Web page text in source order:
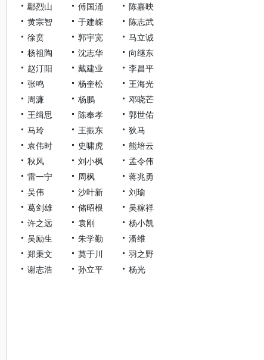
鄢烈山
傅国涌
陈嘉映
黄宗智
于建嵘
陈志武
徐贲
郭宇宽
马立诚
杨祖陶
沈志华
向继东
赵汀阳
戴建业
李昌平
张鸣
杨奎松
王海光
周濂
杨鹏
邓晓芒
王缉思
陈奉孝
郭世佑
马玲
王振东
狄马
袁伟时
史啸虎
熊培云
秋风
刘小枫
孟令伟
雷一宁
周枫
蒋兆勇
吴伟
沙叶新
刘瑜
葛剑雄
储昭根
吴稼祥
许之远
袁刚
杨小凯
吴励生
朱学勤
潘维
郑秉文
莫于川
羽之野
谢志浩
孙立平 杨光